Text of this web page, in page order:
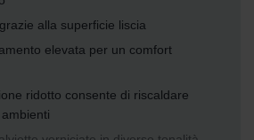
alla superficie liscia
elevata per un comfort
ridotto consente di riscaldare